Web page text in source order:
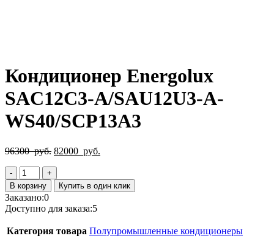
Кондиционер Energolux
SAC12C3-A/SAU12U3-A-
WS40/SCP13A3
96300руб. Первоначальная
96300
руб..
82000 руб.
руб..
Количество
товара
Кондиционер
Energolux
SAC12C3-
A-
В корзину Купить в один клик
Заказано:0
Доступно для заказа:5
Категория товара Полупромышленные кондиционеры